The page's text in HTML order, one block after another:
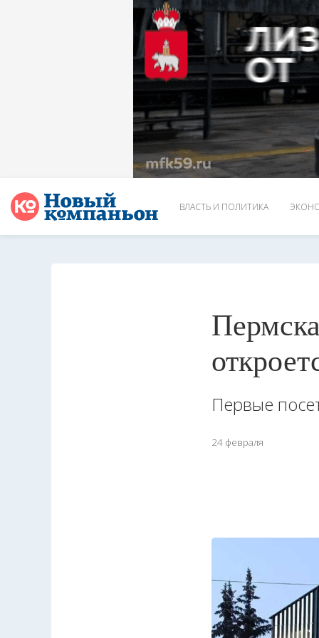
ВЛАСТЬ И ПОЛИТИКА
Первые
24 февраля